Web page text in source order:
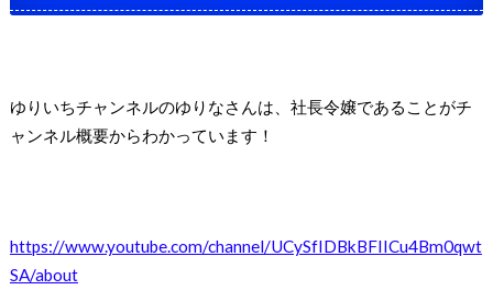
ゆりいちチャンネルのゆりなさんは、社長令嬢であることがチ
ャンネル概要からわかっています！
https://www.youtube.com/channel/UCySfIDBkBFIICu4Bm0qwt
SA/about